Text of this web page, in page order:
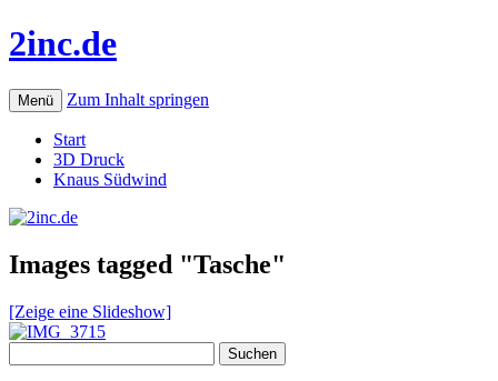
2inc.de
Menü Zum Inhalt springen
Start
3D Druck
Knaus Südwind
Images tagged "Tasche"
[Zeige eine Slideshow]
nach: